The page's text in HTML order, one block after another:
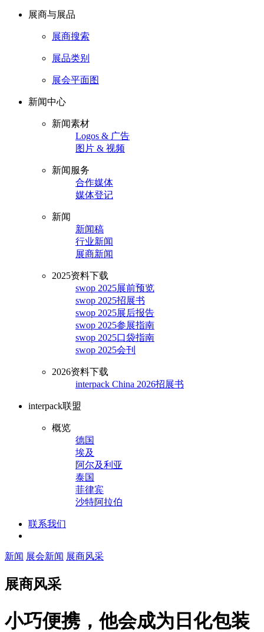
展商与展品
展商搜索
展品类别
展会平面图
新闻中心
新闻素材
Logos & 广告
图片 & 视频
新闻服务
合作媒体
媒体登记
新闻
新闻稿
行业新闻
展商新闻
2025资料下载
swop 2025展前预览
swop 2025招展书
swop 2025展后报告
swop 2025参展指南
swop 2025口袋指南
swop 2025会刊
2026资料下载
interpack China 2026招展书
interpack联盟
概览
德国
埃及
阿尔及利亚
泰国
菲律宾
沙特阿拉伯
联系我们
新闻 展会新闻 展商风采
展商风采
小巧便携，他会成为日化包装